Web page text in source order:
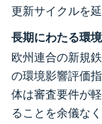
更新サイクルを
長期にわたる環
欧州連合の新規
の環境影響評価
体は審査要件が
ることを余儀な